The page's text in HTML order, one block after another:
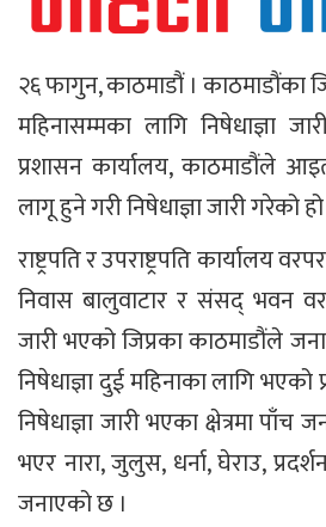
२६ फागुन, काठमाडौं । काठमाडौंका
महिनासम्मका लागि निषेधाज्ञा
प्रशासन कार्यालय, काठमाडौंले
लागू हुने गरी निषेधाज्ञा जारी गरेको
राष्ट्रपति र उपराष्ट्रपति कार्यालय
निवास बालुवाटार र संसद् भवन
जारी भएको जिप्रका काठमाडौंले
निषेधाज्ञा दुई महिनाका लागि
निषेधाज्ञा जारी भएका क्षेत्रमा पाँच
भएर नारा, जुलुस, धर्ना, घेराउ,
जनाएको छ ।